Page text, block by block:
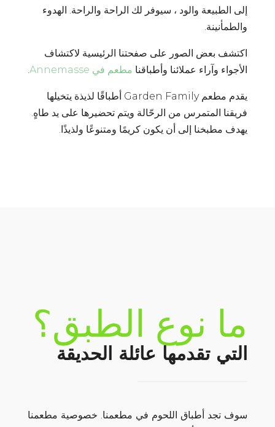
إلى الطبيعة والود ، سيوفر لك الراحة والراحة. الهدوء
والطمأنينة.
اكتشف بعض الصور على صفحتنا الرئيسية لاكتشاف
الأجواء وآراء عملائنا وأطباقنا مطعم في Annemasse .
يقدم مطعم Garden Family أطباقًا لذيذة يتخيلها
فريقنا المتمرس من الرحّالة ويتم تحضيرها على يد طاهٍ.
يهدف مطبخنا إلى أن يكون كريمًا ومتنوعًا ولذيذًا.
ما نوع الطبق؟
التي تقدمها عائلة الحديقة
سوف تجد أطباق اللحوم في مطعمنا. خصوصية مطعمنا